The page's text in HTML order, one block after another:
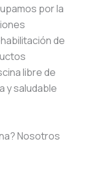
por la
de
libre de
y saludable
Nosotros